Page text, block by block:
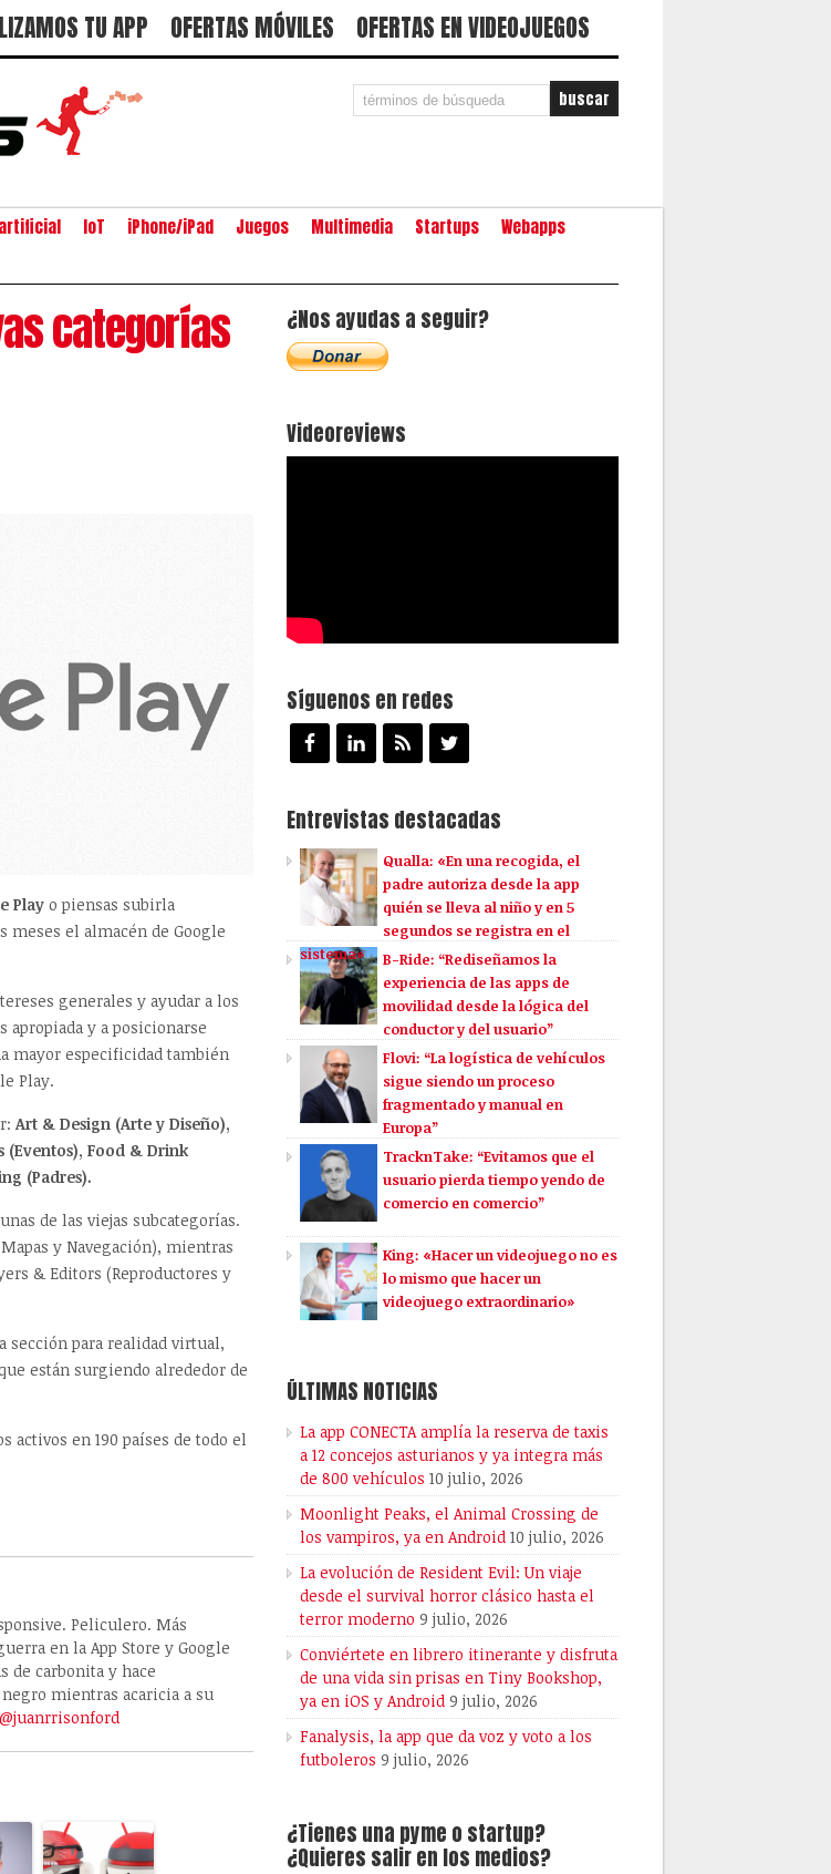
TU APP OFERTAS MÓVILES OFERTAS EN VIDEOJUEGOS
IoT iPhone/iPad Juegos Multimedia Startups
Webapps
categorías
Play o piensas subirla
meses el almacén de Google
generales y ayudar a los
apropiada y a posicionarse
mayor especificidad también
Play.
Art & Design (Arte y Diseño),
(Eventos), Food & Drink
(Padres).
de las viejas subcategorías.
y Navegación), mientras
& Editors (Reproductores y
sección para realidad virtual,
están surgiendo alrededor de
activos en 190 países de todo el
Peliculero. Más
en la App Store y Google
de carbonita y hace
mientras acaricia a su
@juanrrisonford
¿Nos ayudas a seguir?
Videoreviews
Síguenos en redes
Entrevistas destacadas
Qualla: «En una recogida, el
padre autoriza desde la app
quién se lleva al niño y en 5
segundos se registra en el
sistema»
B-Ride: “Rediseñamos la
experiencia de las apps de
movilidad desde la lógica del
conductor y del usuario”
Flovi: “La logística de vehículos
sigue siendo un proceso
fragmentado y manual en
Europa”
TracknTake: “Evitamos que el
usuario pierda tiempo yendo de
comercio en comercio”
King: «Hacer un videojuego no es
lo mismo que hacer un
videojuego extraordinario»
ÚLTIMAS NOTICIAS
La app CONECTA amplía la reserva de taxis
a 12 concejos asturianos y ya integra más
de 800 vehículos 10 julio, 2026
Moonlight Peaks, el Animal Crossing de
los vampiros, ya en Android 10 julio, 2026
La evolución de Resident Evil: Un viaje
desde el survival horror clásico hasta el
terror moderno 9 julio, 2026
Conviértete en librero itinerante y disfruta
de una vida sin prisas en Tiny Bookshop,
ya en iOS y Android 9 julio, 2026
Fanalysis, la app que da voz y voto a los
futboleros 9 julio, 2026
¿Tienes una pyme o startup?
¿Quieres salir en los medios?